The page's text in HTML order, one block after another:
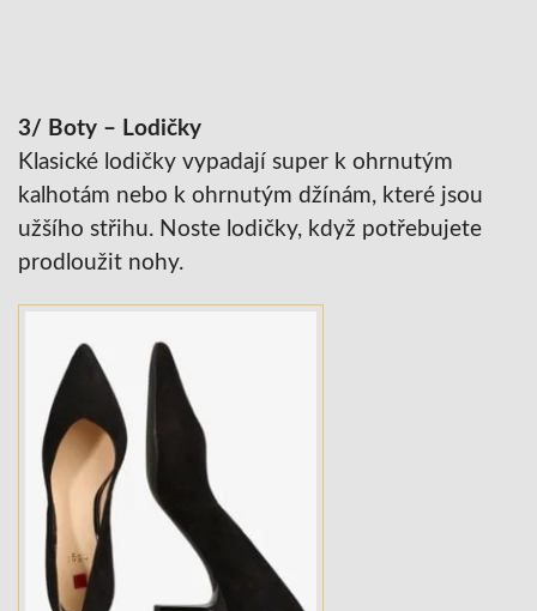
3/ Boty – Lodičky
Klasické lodičky vypadají super k ohrnutým
kalhotám nebo k ohrnutým džínám, které jsou
užšího střihu. Noste lodičky, když potřebujete
prodloužit nohy.